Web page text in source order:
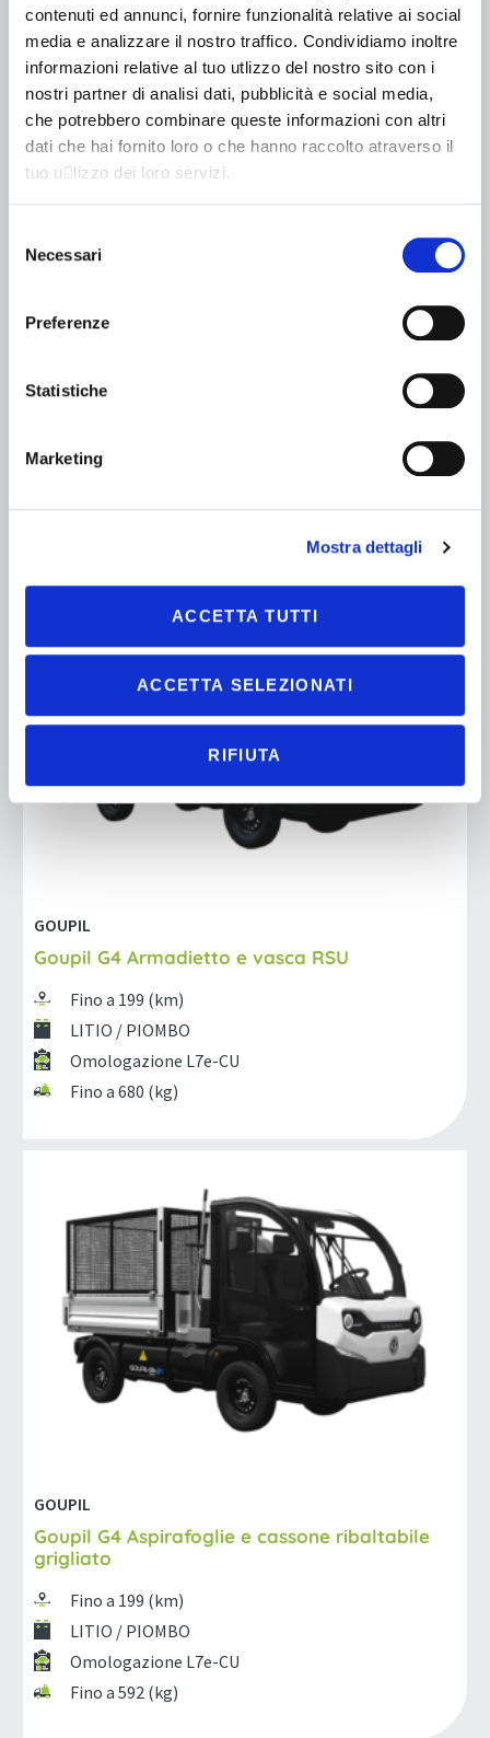
contenuti ed annunci, fornire funzionalità relative ai social
media e analizzare il nostro traffico. Condividiamo inoltre
informazioni relative al tuo utlizzo del nostro sito con i
nostri partner di analisi dati, pubblicità e social media,
che potrebbero combinare queste informazioni con altri
dati che hai fornito loro o che hanno raccolto atraverso il
tuo u􀆟lizzo dei loro servizi.
delNecessari
Preferenze
Statistiche
Marketing
Mostra dettagli
ACCETTA TUTTI
ACCETTA SELEZIONATI
RIFIUTA
LITIO / PIOMBO
Fino a 979 (kg)
GOUPIL
Goupil G4 Armadietto e vasca RSU
Fino a 199 (km)
LITIO / PIOMBO
Omologazione L7e-CU
Fino a 680 (kg)
GOUPIL
Goupil G4 Aspirafoglie e cassone ribaltabile
grigliato
Fino a 199 (km)
LITIO / PIOMBO
Omologazione L7e-CU
Fino a 592 (kg)